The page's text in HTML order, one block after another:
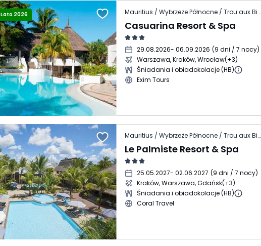
Lato 2026 Mauritius / Wybrzeże Północne / Trou aux Biches
Casuarina Resort & Spa
29.08.2026- 06.09.2026 (9 dni / 7 nocy)
Warszawa, Kraków, Wrocław(+3)
Śniadania i obiadokolacje (HB)
Exim Tours
Mauritius / Wybrzeże Północne / Trou aux Biches
Le Palmiste Resort & Spa
25.05.2027- 02.06.2027 (9 dni / 7 nocy)
Kraków, Warszawa, Gdańsk(+3)
Śniadania i obiadokolacje (HB)
Coral Travel